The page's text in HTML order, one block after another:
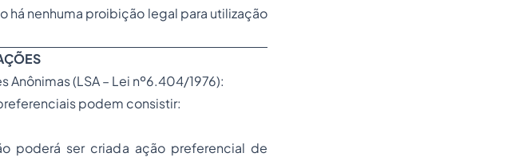
há nenhuma proibição legal para utilização
Anônimas (LSA – Lei nº6.404/1976):
podem consistir:
poderá ser criada ação preferencial de